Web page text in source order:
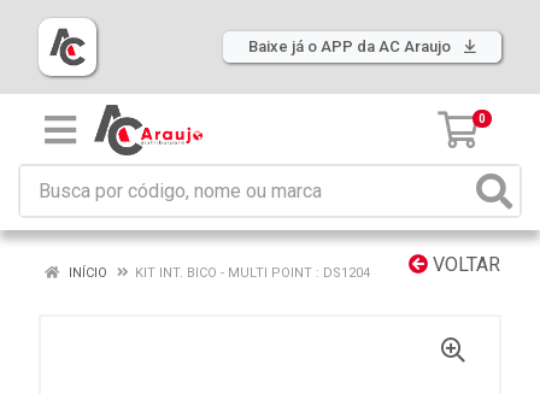
Baixe já o APP da AC Araujo
0
VOLTAR
INÍCIO KIT INT. BICO - MULTI POINT : DS1204